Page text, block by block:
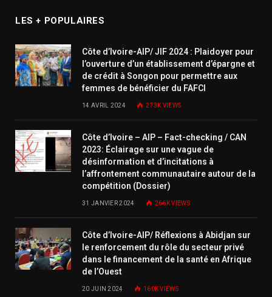
LES + POPULAIRES
Côte d’Ivoire-AIP/ JIF 2024 : Plaidoyer pour
l’ouverture d’un établissement d’épargne et
de crédit à Songon pour permettre aux
femmes de bénéficier du FAFCI
14 AVRIL 2024 273K VIEWS
Côte d’Ivoire – AIP – Fact-checking / CAN
2023: Éclairage sur une vague de
désinformation et d’incitations à
l’affrontement communautaire autour de la
compétition (Dossier)
31 JANVIER 2024 266KVIEWS
Côte d’Ivoire-AIP/ Réflexions à Abidjan sur
le renforcement du rôle du secteur privé
dans le financement de la santé en Afrique
de l’Ouest
20 JUIN 2024 160KVIEWS